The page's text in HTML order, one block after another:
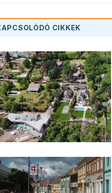
CIKKEK